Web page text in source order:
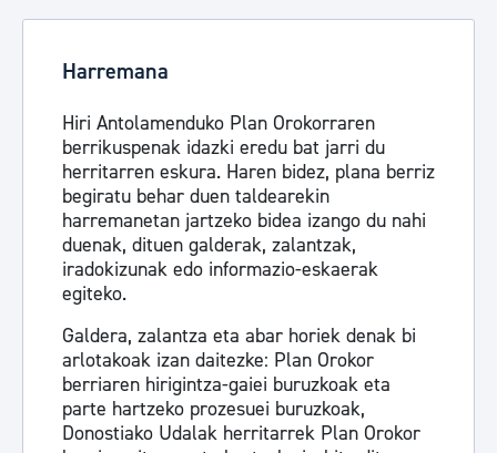
Harremana
Hiri Antolamenduko Plan Orokorraren
berrikuspenak idazki eredu bat jarri du
herritarren eskura. Haren bidez, plana berriz
begiratu behar duen taldearekin
harremanetan jartzeko bidea izango du nahi
duenak, dituen galderak, zalantzak,
iradokizunak edo informazio-eskaerak
egiteko.
Galdera, zalantza eta abar horiek denak bi
arlotakoak izan daitezke: Plan Orokor
berriaren hirigintza-gaiei buruzkoak eta
parte hartzeko prozesuei buruzkoak,
Donostiako Udalak herritarrek Plan Orokor